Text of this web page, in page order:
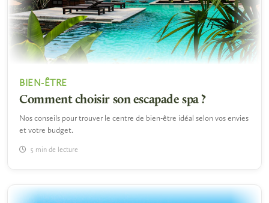
BIEN-ÊTRE
Comment choisir son escapade spa ?
Nos conseils pour trouver le centre de bien-être idéal selon vos envies
et votre budget.
5 min de lecture